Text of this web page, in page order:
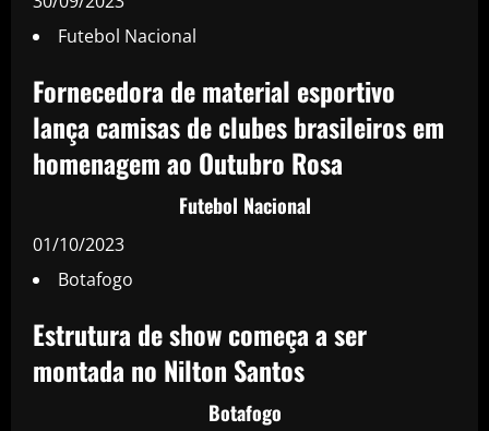
Futebol Nacional
Fornecedora de material esportivo
lança camisas de clubes brasileiros em
homenagem ao Outubro Rosa
Futebol Nacional
01/10/2023
Botafogo
Estrutura de show começa a ser
montada no Nilton Santos
Botafogo